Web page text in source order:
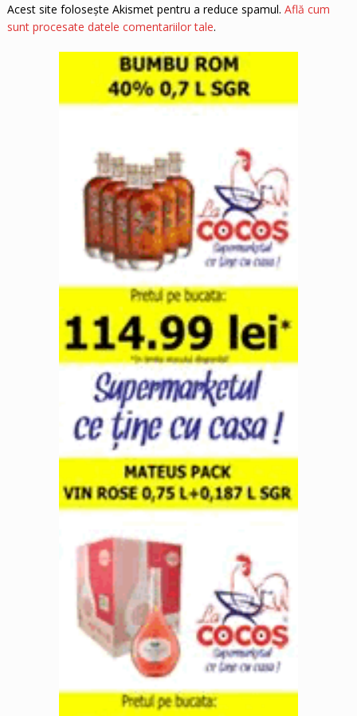
Acest site folosește Akismet pentru a reduce spamul. Află cum
sunt procesate datele comentariilor tale.